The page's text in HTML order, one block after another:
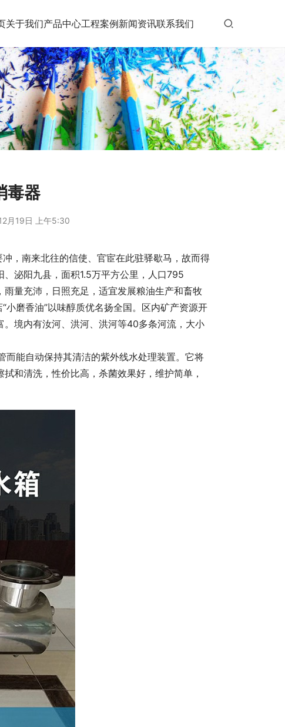
关于我们产品中心工程案例新闻资讯联系我们
毒器
月19日 上午5:30
南来北往的信使、官宦在此驻驿歇马，故而得
泌阳九县，面积1.5万平方公里，人口795
量充沛，日照充足，适宜发展粮油生产和畜牧
小磨香油”以味醇质优名扬全国。区内矿产资源开
境内有汝河、洪河、洪河等40多条河流，大小
能自动保持其清洁的紫外线水处理装置。它将
和清洗，性价比高，杀菌效果好，维护简单，